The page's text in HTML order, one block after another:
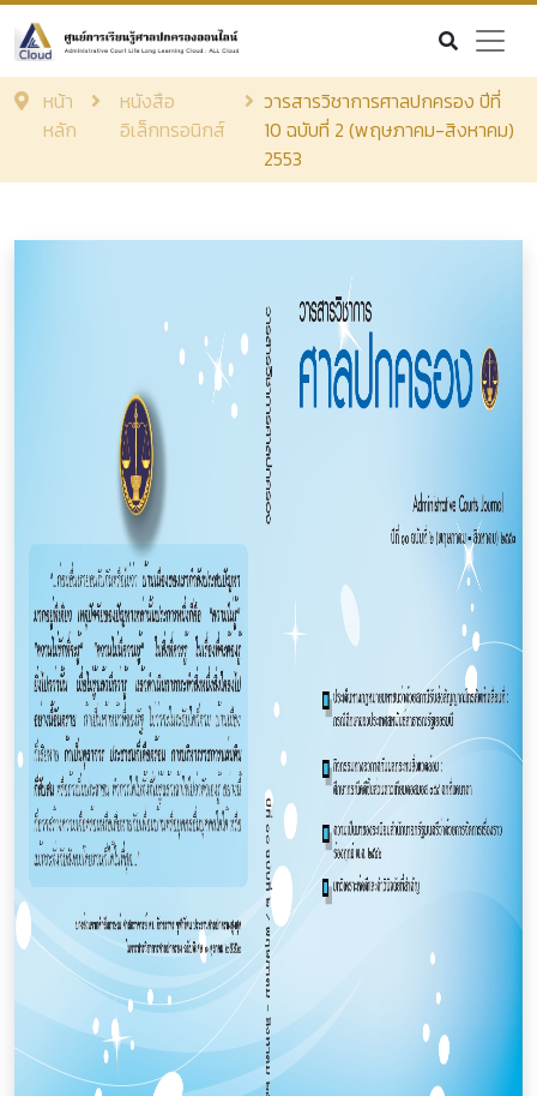
หน้า
หลัก
หนังสือ
อิเล็กทรอนิกส์
วารสารวิชาการศาลปกครอง ปีที่
10 ฉบับที่ 2 (พฤษภาคม-สิงหาคม)
2553